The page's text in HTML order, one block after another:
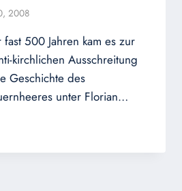
2008
fast 500 Jahren kam es zur
kirchlichen Ausschreitung
Geschichte des
unter Florian…